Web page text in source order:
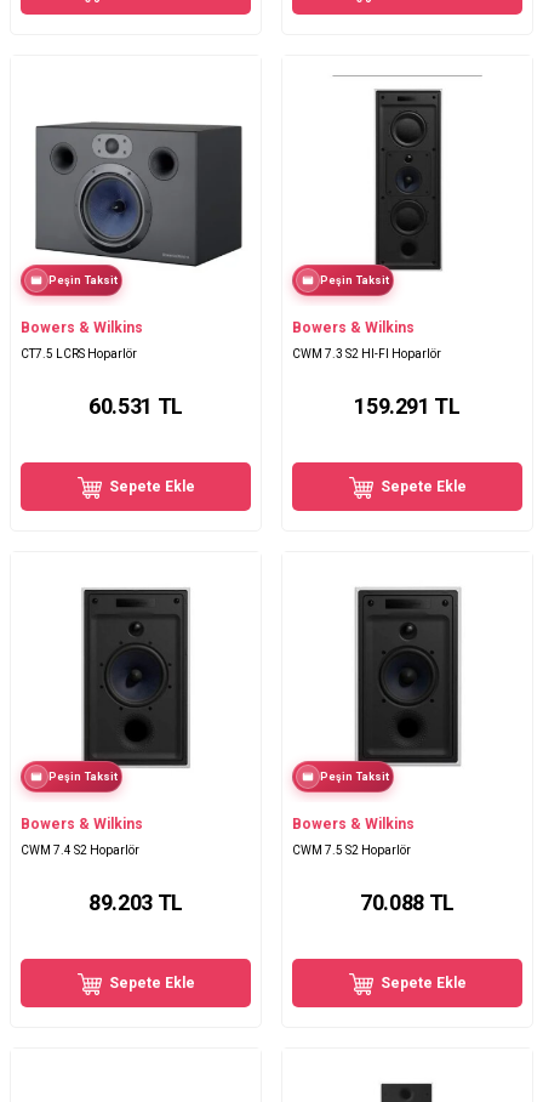
Peşin Taksit
Bowers & Wilkins
CT7.5 LCRS Hoparlör
60.531 TL
Sepete Ekle
Peşin Taksit
Bowers & Wilkins
CWM 7.3 S2 HI-FI Hoparlör
159.291 TL
Sepete Ekle
Peşin Taksit
Bowers & Wilkins
CWM 7.4 S2 Hoparlör
89.203TL
Sepete Ekle
Peşin Taksit
Bowers & Wilkins
CWM 7.5 S2 Hoparlör
70.088TL
Sepete Ekle